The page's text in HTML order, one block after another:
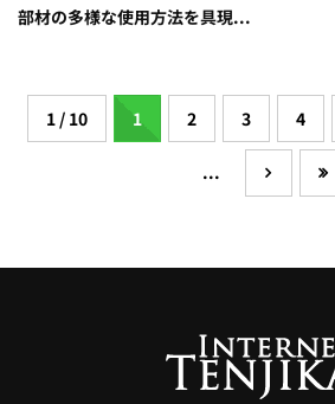
部材の多様な使用方法を具現...
1 / 10 1 2 3 4
...